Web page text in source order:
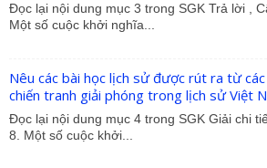
Đọc lại nội dung mục 3 trong SGK Trả lời ,
Một số cuộc khởi nghĩa...
Nêu các bài học lịch sử được rút ra từ
chiến tranh giải phóng trong lịch sử Việt
Đọc lại nội dung mục 4 trong SGK Giải chi
8. Một số cuộc khởi...